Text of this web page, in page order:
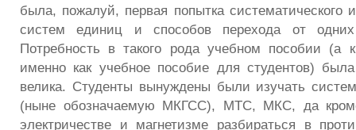
была, пожалуй, первая попытка систематического
систем единиц и спо­собов перехода от
Потребность в такого рода учебном пособии (а
именно как учебное пособие для студентов)
велика. Студенты вынуждены были изу­чать
(ныне обозначаемую МКГСС), МТС, МКС, да
электричестве и магнетизме разбираться в